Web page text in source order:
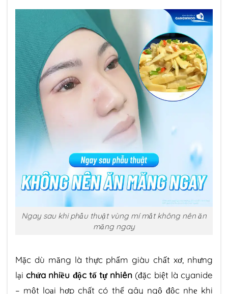
Ngay sau khi phẫu thuật vùng mí mắt không nên ăn
măng ngay
Mặc dù măng là thực phẩm giàu chất xơ, nhưng
lạichứa nhiều độc tố tự nhiên (đặc biệt là cyanide
– một loại hợp chất có thể gây ngộ độc nhẹ khi